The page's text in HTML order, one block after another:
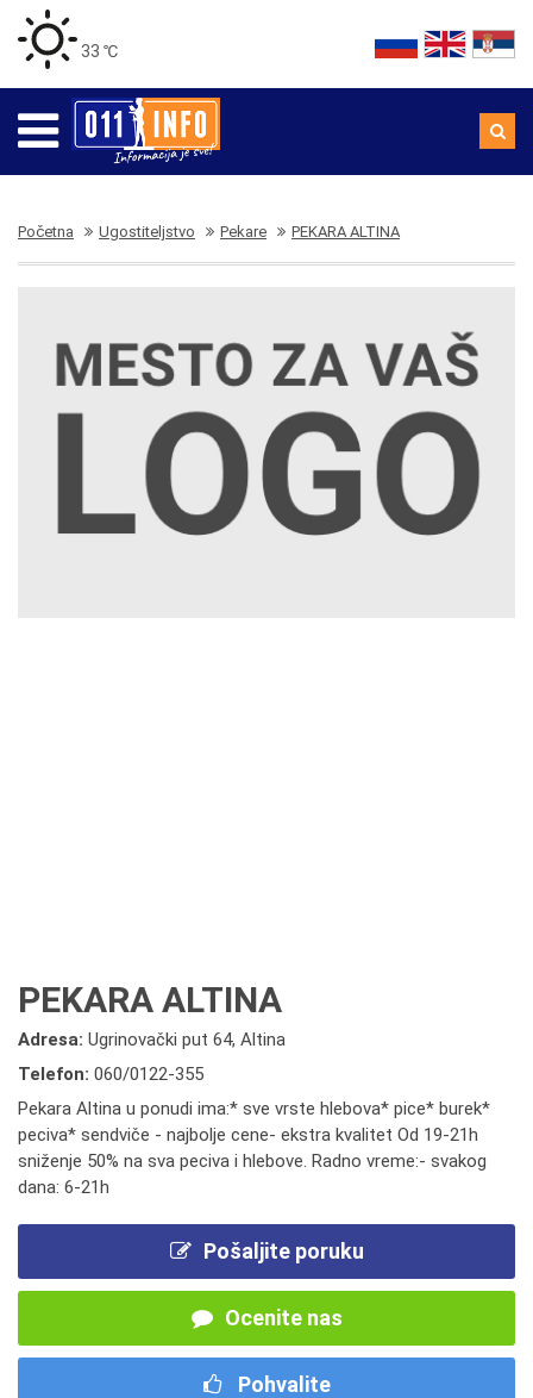
33 ℃
Početna Ugostiteljstvo Pekare PEKARA ALTINA
PEKARA ALTINA
Adresa: Ugrinovački put 64, Altina
Telefon: 060/0122-355
Pekara Altina u ponudi ima:* sve vrste hlebova* pice* burek*
peciva* sendviče - najbolje cene- ekstra kvalitet Od 19-21h
sniženje 50% na sva peciva i hlebove. Radno vreme:- svakog
dana: 6-21h
Pošaljite poruku
Ocenite nas
Pohvalite